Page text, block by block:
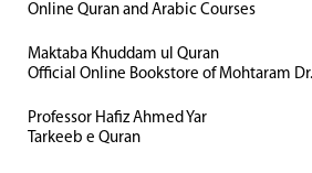
Online Quran and Arabic Courses
Maktaba Khuddam ul Quran
Official Online Bookstore of Mohtaram
Professor Hafiz Ahmed Yar
Tarkeeb e Quran